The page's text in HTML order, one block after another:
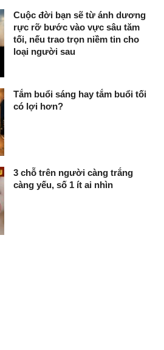
Cuộc đời bạn sẽ từ ánh dương
rực rỡ bước vào vực sâu tăm
tối, nếu trao trọn niềm tin cho
loại người sau
Tắm buổi sáng hay tắm buổi tối
có lợi hơn?
3 chỗ trên người càng trắng
càng yếu, số 1 ít ai nhìn